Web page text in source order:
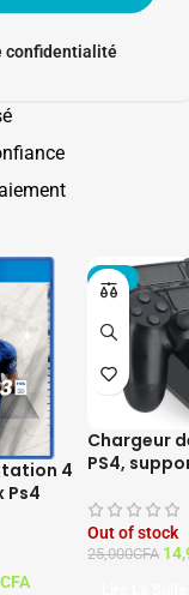
confidentialité
4
Ps4
CFA
-40%
Chargeur
PS4,
manette
Out of stock
25,000CFA